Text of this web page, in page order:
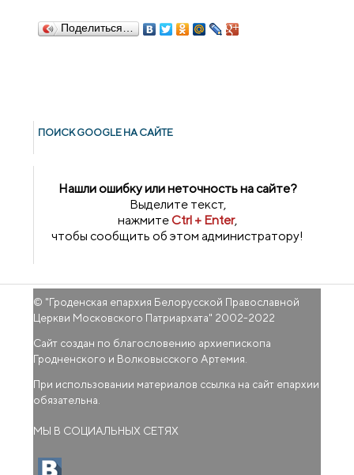
Поделиться…
ПОИСК GOОGLE НА САЙТЕ
Нашли ошибку или неточность на сайте?
Выделите текст,
нажмитеCtrl + Enter,
чтобы сообщить об этом администратору!
© "Гроденская епархия Белорусской Православной
Церкви Московского Патриархата" 2002-2022
Сайт создан по благословению архиепископа
Гродненского и Волковысского Артемия.
При использовании материалов ссылка на сайт епархии
обязательна.
МЫ В СОЦИАЛЬНЫХ СЕТЯХ